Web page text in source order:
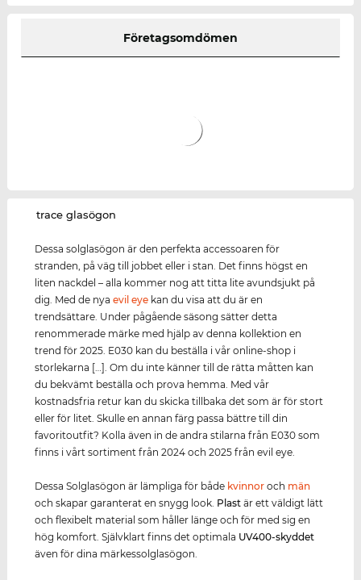
Företagsomdömen
‌trace glasögon
Dessa solglasögon är den perfekta accessoaren för
stranden, på väg till jobbet eller i stan. Det finns högst en
liten nackdel – alla kommer nog att titta lite avundsjukt på
dig. Med de nyaevil eye kan du visa att du är en
trendsättare. Under pågående säsong sätter detta
renommerade märke med hjälp av denna kollektion en
trend för 2025. E030 kan du beställa i vår online-shop i
storlekarna […]. Om du inte känner till de rätta måtten kan
du bekvämt beställa och prova hemma. Med vår
kostnadsfria retur kan du skicka tillbaka det som är för stort
eller för litet. Skulle en annan färg passa bättre till din
favoritoutfit? Kolla även in de andra stilarna från E030 som
finns i vårt sortiment från 2024 och 2025 från evil eye.
Dessa Solglasögon är lämpliga för både kvinnor och män
och skapar garanterat en snygg look. Plast är ett väldigt lätt
och flexibelt material som håller länge och för med sig en
hög komfort. Självklart finns det optimala UV400-skyddet
även för dina märkessolglasögon.